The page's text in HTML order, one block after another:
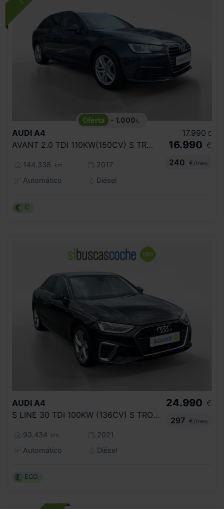
- 1.000€
AUDI A4
AVANT 2.0 TDI 110KW(150CV) S TRONIC
144.338 km
2017
Automático
Diésel
17.990 €
16.990 €
240
€/mes
C
AUDI A4
S LINE 30 TDI 100KW (136CV) S TRONIC
93.434 km
2021
Automático
Diésel
24.990 €
297
€/mes
ECO